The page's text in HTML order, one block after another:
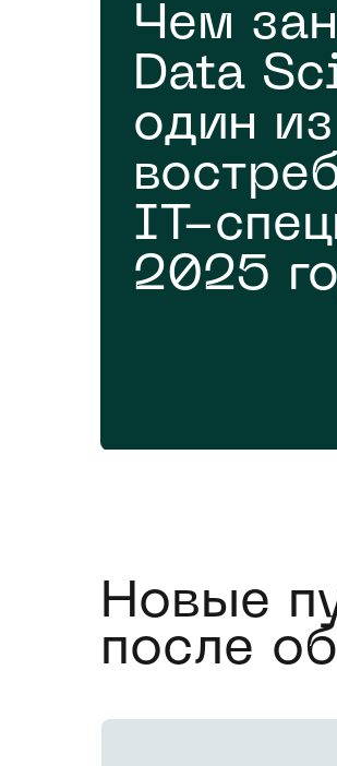
Чем
Data
один
IT-
2025
Новые
после